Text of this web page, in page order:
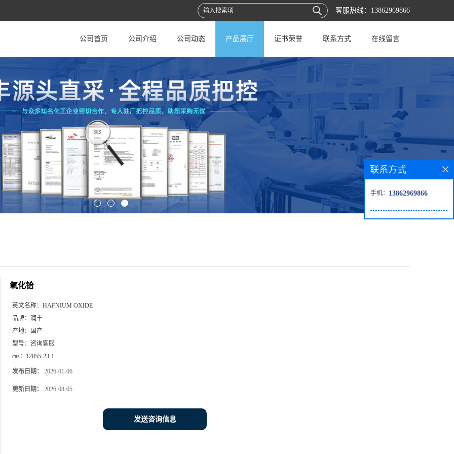
客服热线： 13862969866
公司首页 公司介绍 公司动态 产品展厅 证书荣誉 联系方式 在线留言
氧化铪
英文名称： HAFNIUM OXIDE
品牌： 润丰
产地：
国产
型号： 咨询客服
cas： 12055-23-1
发布日期： 2026-01-06
更新日期： 2026-08-05
发送咨询信息
联系方式
手机： 13862969866